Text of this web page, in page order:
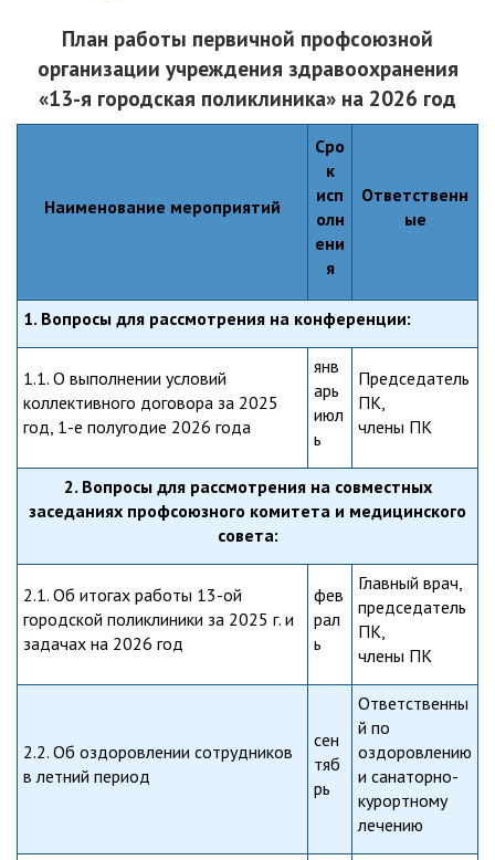
План работы первичной профсоюзной
организации учреждения здравоохранения
«13-я городская поликлиника» на 2026 год
Наименование мероприятий
Сро
к
исп
олн
ени
я
Ответственн
ые
1. Вопросы для рассмотрения на конференции:
1.1. О выполнении условий
коллективного договора за 2025
год, 1-е полугодие 2026 года
янв
арь
июл
ь
Председатель
ПК,
члены ПК
2. Вопросы для рассмотрения на совместных
заседаниях профсоюзного комитета и медицинского
совета:
2.1. Об итогах работы 13-ой
городской поликлиники за 2025 г. и
задачах на 2026 год
фев
рал
ь
Главный врач,
председатель
ПК,
члены ПК
2.2. Об оздоровлении сотрудников
в летний период
сен
тяб
рь
Ответственны
й по
оздоровлению
и санаторно-
курортному
лечению